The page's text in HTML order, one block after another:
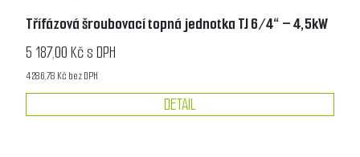
Třífázová šroubovací topná jednotka TJ 6/4“ – 4,5kW
5 187,00 Kč s DPH
4 286,78 Kč bez DPH
DETAIL